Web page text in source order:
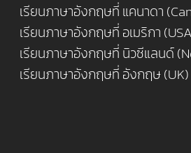
เรียนภาษาอังกฤษที่ แคนาดา
เรียนภาษาอังกฤษที่ อเมริกา
เรียนภาษาอังกฤษที่ นิวซีแลนด์
เรียนภาษาอังกฤษที่ อังกฤษ (UK)